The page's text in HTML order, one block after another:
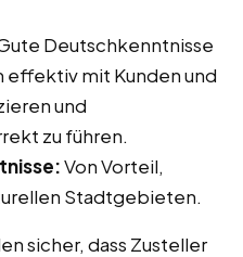
Deutschkenntnisse
effektiv mit Kunden und
und
zu führen.
Von Vorteil,
Stadtgebieten.
sicher, dass Zusteller